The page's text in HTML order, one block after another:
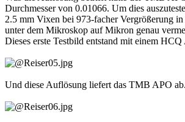
Durchmesser von 0.01066. Um dies
2.5 mm Vixen bei 973-facher Vergrößerung
unter dem Mikroskop auf Mikron genau
Dieses erste Testbild entstand mit einem
Und diese Auflösung liefert das TMB APO ab.